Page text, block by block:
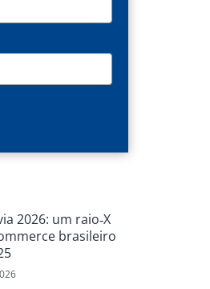
2026: um raio‑X
brasileiro